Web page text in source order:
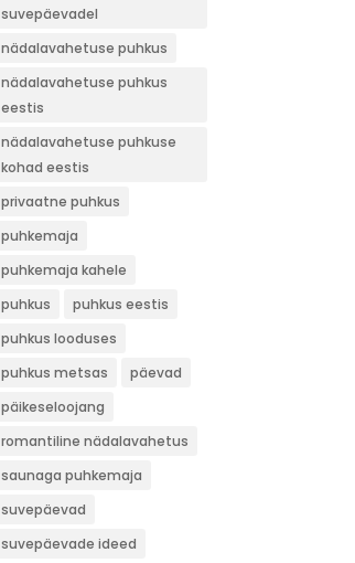
suvepäevadel
nädalavahetuse puhkus
nädalavahetuse puhkus
eestis
nädalavahetuse puhkuse
kohad eestis
privaatne puhkus
puhkemaja
puhkemaja kahele
puhkus
puhkus eestis
puhkus looduses
puhkus metsas
päevad
päikeseloojang
romantiline nädalavahetus
saunaga puhkemaja
suvepäevad
suvepäevade ideed